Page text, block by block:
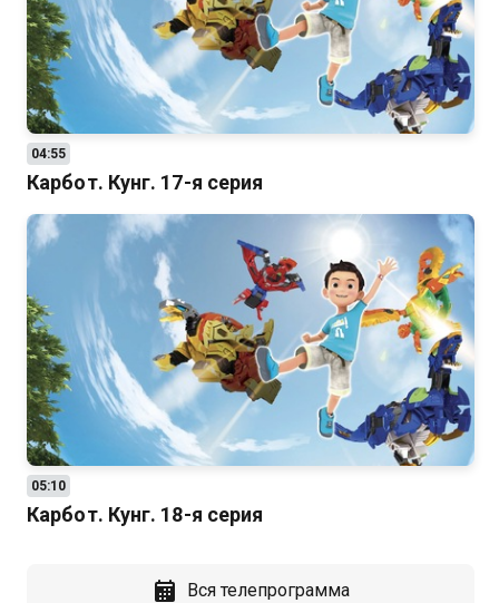
04:55
Карбот. Кунг. 17-я серия
05:10
Карбот. Кунг. 18-я серия
Вся телепрограмма